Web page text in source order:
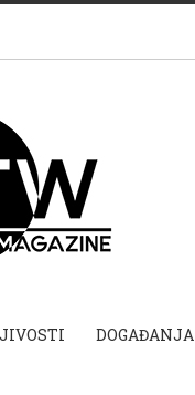
DOGAĐANJA